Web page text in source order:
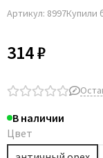
Артикул: 8997Купили
314 ₽
В наличии
Цвет